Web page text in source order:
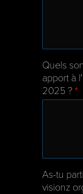
Quels
apport à
2025 ? *
As-tu
visionz